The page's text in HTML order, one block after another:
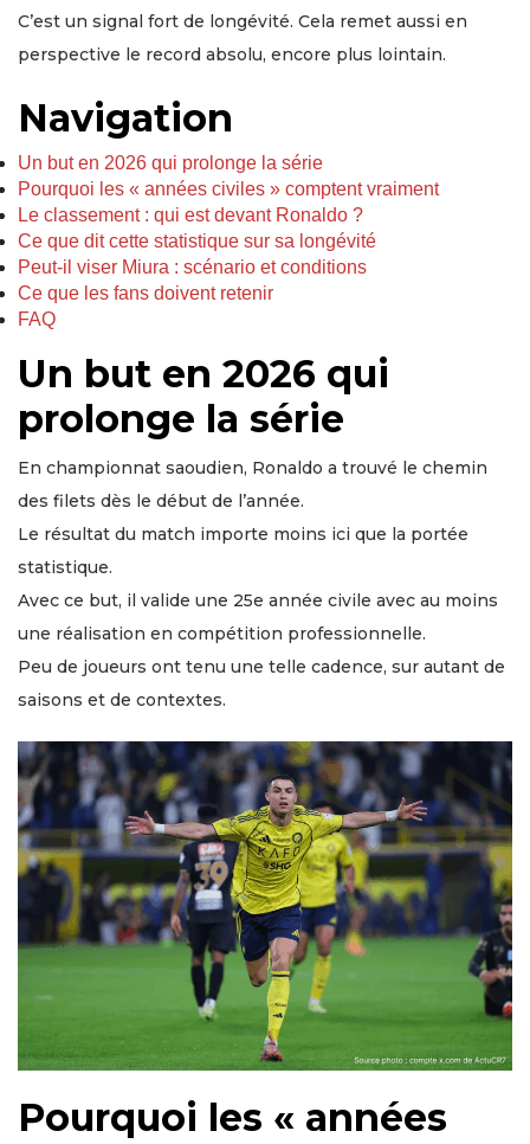
C’est un signal fort de longévité. Cela remet aussi en
perspective le record absolu, encore plus lointain.
Navigation
Un but en 2026 qui prolonge la série
Pourquoi les « années civiles » comptent vraiment
Le classement : qui est devant Ronaldo ?
Ce que dit cette statistique sur sa longévité
Peut-il viser Miura : scénario et conditions
Ce que les fans doivent retenir
FAQ
Un but en 2026 qui
prolonge la série
En championnat saoudien, Ronaldo a trouvé le chemin
des filets dès le début de l’année.
Le résultat du match importe moins ici que la portée
statistique.
Avec ce but, il valide une 25e année civile avec au moins
une réalisation en compétition professionnelle.
Peu de joueurs ont tenu une telle cadence, sur autant de
saisons et de contextes.
Pourquoi les « années